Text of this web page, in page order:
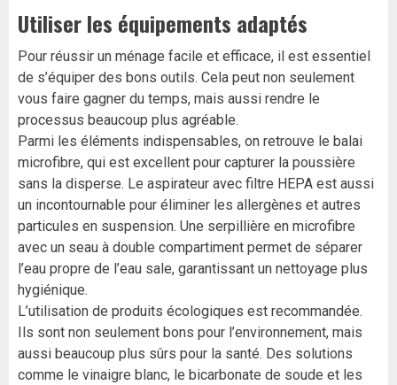
Utiliser les équipements adaptés
Pour réussir un ménage facile et efficace, il est essentiel
de s’équiper des bons outils. Cela peut non seulement
vous faire gagner du temps, mais aussi rendre le
processus beaucoup plus agréable.
Parmi les éléments indispensables, on retrouve le balai
microfibre, qui est excellent pour capturer la poussière
sans la disperse. Le aspirateur avec filtre HEPA est aussi
un incontournable pour éliminer les allergènes et autres
particules en suspension. Une serpillière en microfibre
avec un seau à double compartiment permet de séparer
l’eau propre de l’eau sale, garantissant un nettoyage plus
hygiénique.
L’utilisation de produits écologiques est recommandée.
Ils sont non seulement bons pour l’environnement, mais
aussi beaucoup plus sûrs pour la santé. Des solutions
comme le vinaigre blanc, le bicarbonate de soude et les